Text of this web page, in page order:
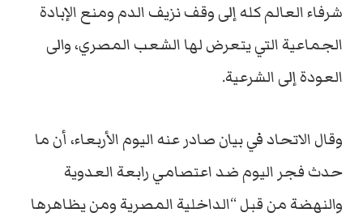
شرفاء العالم كله إلى وقف نزيف الدم ومنع الإبادة
الجماعية التي يتعرض لها الشعب المصري، والى
العودة إلى الشرعية.
وقال الاتحاد في بيان صادر عنه اليوم الأربعاء، أن ما
حدث فجر اليوم ضد اعتصامي رابعة العدوية
والنهضة من قبل “الداخلية المصرية ومن يظاهرها